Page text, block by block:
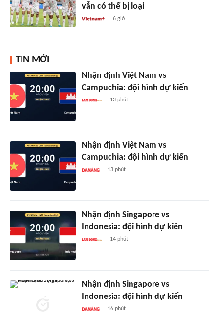
vẫn có thể bị loại
6 giờ
TIN MỚI
Nhận định Việt Nam vs
Campuchia: đội hình dự kiến
13 phút
Nhận định Việt Nam vs
Campuchia: đội hình dự kiến
13 phút
Nhận định Singapore vs
Indonesia: đội hình dự kiến
14 phút
Nhận định Singapore vs
Indonesia: đội hình dự kiến
16 phút